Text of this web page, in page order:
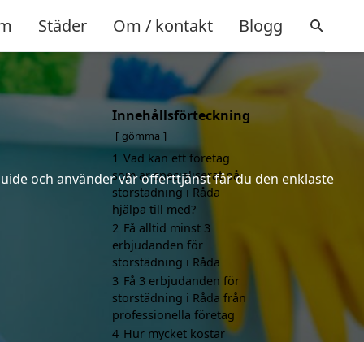
Städer Om / kontakt Blogg
och använder vår offerttjänst får du den enklaste
Innehållsförteckning
gömma
1 Vad kan ett företag
som är specialiserat på
storstädning i Råda
hjälpa till med?
2 Få alltid minst 3
erbjudanden för
storstädning i Råda
3 Få 3 erbjudanden för
storstädning i Råda från
professionella företag
4 Hur mycket kostar